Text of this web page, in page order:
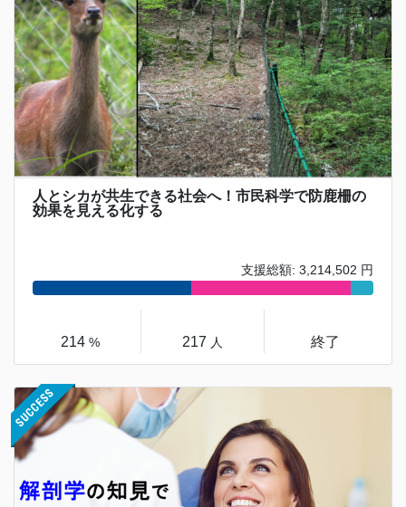
人とシカが共生できる社会へ！市民科学で防鹿柵の
効果を見える化する
支援総額: 3,214,502 円
214 % 217 人 終了